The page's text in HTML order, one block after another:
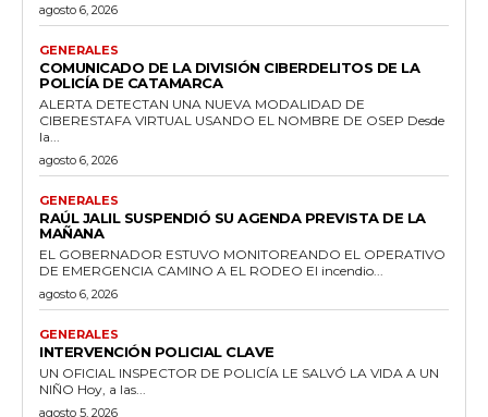
agosto 6, 2026
GENERALES
COMUNICADO DE LA DIVISIÓN CIBERDELITOS DE LA
POLICÍA DE CATAMARCA
ALERTA DETECTAN UNA NUEVA MODALIDAD DE
CIBERESTAFA VIRTUAL USANDO EL NOMBRE DE OSEP Desde
la...
agosto 6, 2026
GENERALES
RAÚL JALIL SUSPENDIÓ SU AGENDA PREVISTA DE LA
MAÑANA
EL GOBERNADOR ESTUVO MONITOREANDO EL OPERATIVO
DE EMERGENCIA CAMINO A EL RODEO El incendio...
agosto 6, 2026
GENERALES
INTERVENCIÓN POLICIAL CLAVE
UN OFICIAL INSPECTOR DE POLICÍA LE SALVÓ LA VIDA A UN
NIÑO Hoy, a las...
agosto 5, 2026